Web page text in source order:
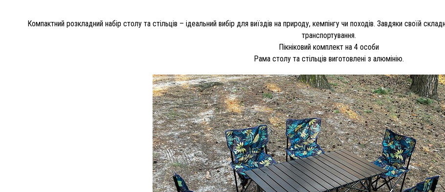
Компактний розкладний набір столу та стільців – ідеальний вибір для виїздів на природу, кемпінгу чи походів. Завдяки своїй
транспортування.
Пікніковий комплект на 4 особи
Рама столу та стільців виготовлені з алюмінію.